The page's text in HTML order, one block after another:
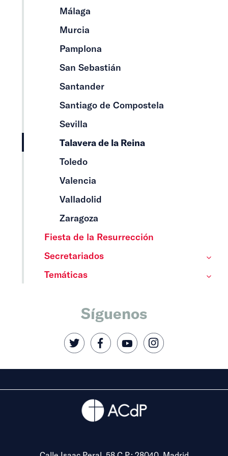
Málaga
Murcia
Pamplona
San Sebastián
Santander
Santiago de Compostela
Sevilla
Talavera de la Reina
Toledo
Valencia
Valladolid
Zaragoza
Fiesta de la Resurrección
Secretariados
Temáticas
Síguenos